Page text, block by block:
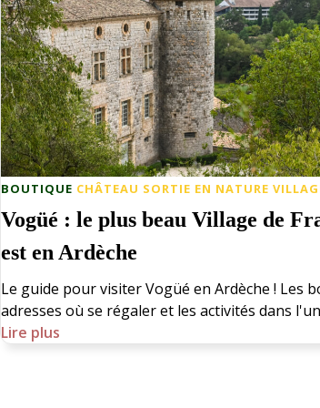
BOUTIQUE CHÂTEAU SORTIE EN NATURE
Vogüé : le plus beau Village de
est en Ardèche
Le guide pour visiter Vogüé en Ardèche ! Les
adresses où se régaler et les activités dans
Lire plus